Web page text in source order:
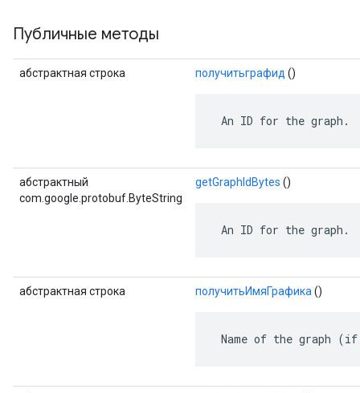
Публичные методы
абстрактная строка получитьграфид ()
An ID for the graph.
абстрактный
com.google.protobuf.ByteString
getGraphIdBytes ()
An ID for the graph.
абстрактная строка получитьИмяГрафика ()
Name of the graph